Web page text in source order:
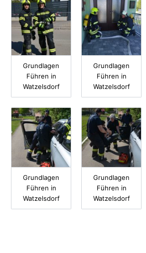
Grundlagen
Führen in
Watzelsdorf
Grundlagen
Führen in
Watzelsdorf
Grundlagen
Führen in
Watzelsdorf
Grundlagen
Führen in
Watzelsdorf